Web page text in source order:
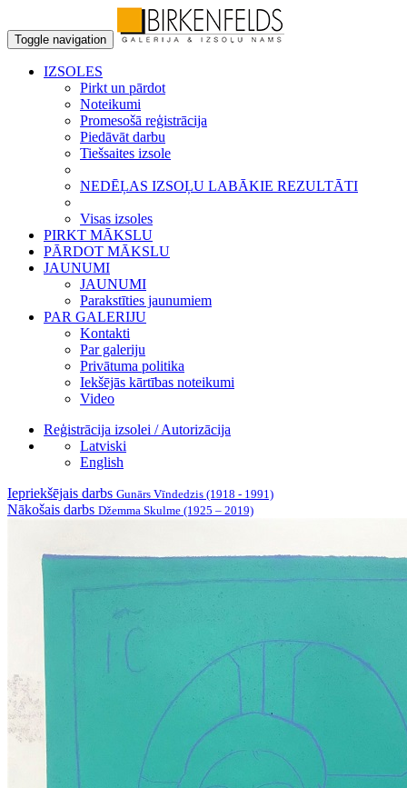
Toggle navigation
IZSOLES
Pirkt un pārdot
Noteikumi
Promesošā reģistrācija
Piedāvāt darbu
Tiešsaites izsole
NEDĒĻAS IZSOĻU LABĀKIE REZULTĀTI
Visas izsoles
PIRKT MĀKSLU
PĀRDOT MĀKSLU
JAUNUMI
JAUNUMI
Parakstīties jaunumiem
PAR GALERIJU
Kontakti
Par galeriju
Privātuma politika
Iekšējās kārtības noteikumi
Video
Reģistrācija izsolei / Autorizācija
Latviski
English
Iepriekšējais darbs Gunārs Vīndedzis (1918 - 1991)
Nākošais darbs Džemma Skulme (1925 – 2019)